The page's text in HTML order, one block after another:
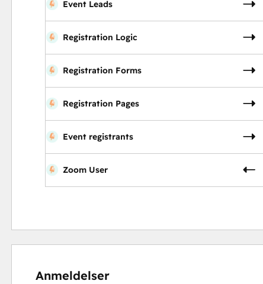
Event Leads
Registration Logic
Registration Forms
Registration Pages
Event registrants
Zoom User
Anmeldelser